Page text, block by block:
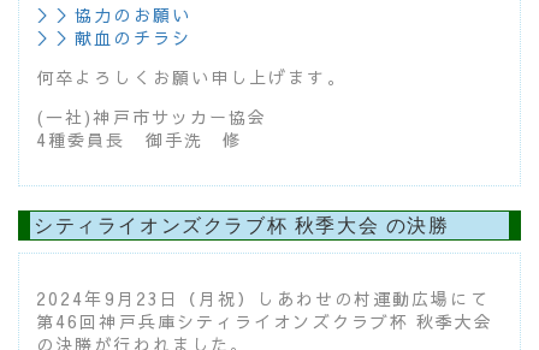
＞＞協力のお願い
＞＞献血のチラシ
何卒よろしくお願い申し上げます。
(一社)神戸市サッカー協会
4種委員長 御手洗 修
シティライオンズクラブ杯 秋季大会 の決勝
2024年9月23日（月祝）しあわせの村運動広場にて
第46回神戸兵庫シティライオンズクラブ杯 秋季大会
の決勝が行われました。